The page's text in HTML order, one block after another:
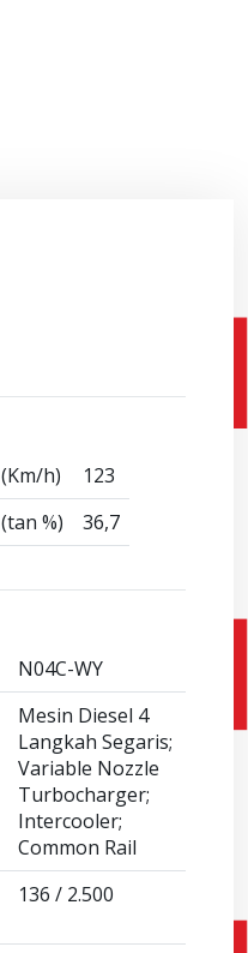
(Km/h)
123
(tan %) 36,7
N04C-WY
Mesin Diesel 4
Langkah Segaris;
Variable Nozzle
Turbocharger;
Intercooler;
Common Rail
136 / 2.500